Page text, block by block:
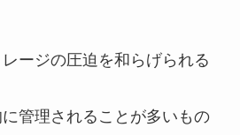
ージの圧迫を和らげられる
管理されることが多いもの